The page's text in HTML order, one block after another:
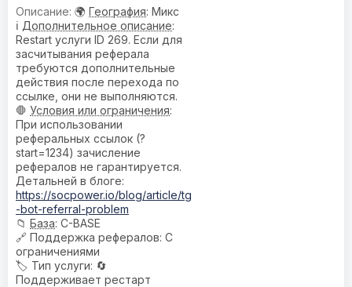
🌍 География: Микс
ℹ️ Дополнительное описание:
Restart услуги ID 269. Если для
засчитывания реферала
требуются дополнительные
действия после перехода по
ссылке, они не выполняются.
🛑 Условия или ограничения:
При использовании
реферальных ссылок (?
start=1234) зачисление
рефералов не гарантируется.
Детальней в блоге:
https://socpower.io/blog/article/tg
-bot-referral-problem
📁 База: C-BASE
🔗 Поддержка рефералов: С
ограничениями
🏷️ Тип услуги: 🔄
Поддерживает рестарт